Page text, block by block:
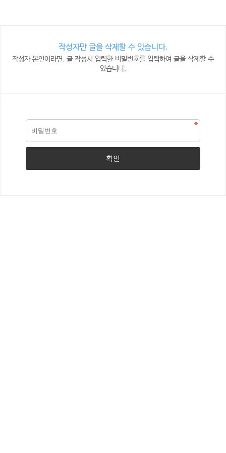
작성자만 글을 삭제할 수 있습니다.
작성자 본인이라면, 글 작성시 입력한 비밀번호를 입력하여 글을 삭제할 수
있습니다.